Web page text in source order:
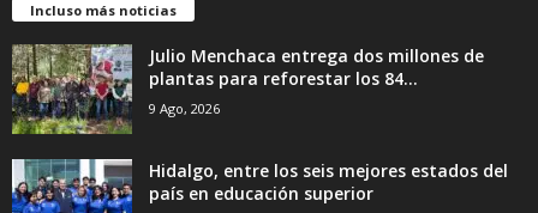
Incluso más noticias
Julio Menchaca entrega dos millones de
plantas para reforestar los 84...
9 Ago, 2026
Hidalgo, entre los seis mejores estados del
país en educación superior